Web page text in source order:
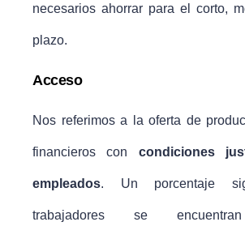
necesarios ahorrar para el corto,
plazo.
Acceso
Nos referimos a la oferta de
financieros con condiciones
empleados. Un porcentaje
trabajadores se